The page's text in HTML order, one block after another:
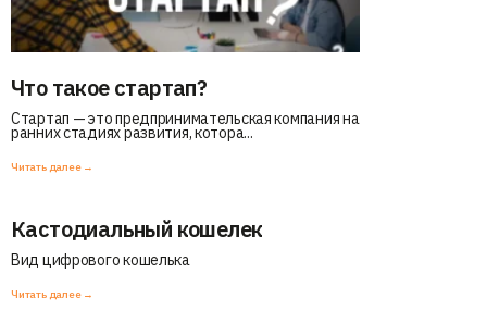
Что такое стартап?
Стартап — это предпринимательская компания на
ранних стадиях развития, котора...
Читать далее →
Кастодиальный кошелек
Вид цифрового кошелька
Читать далее →